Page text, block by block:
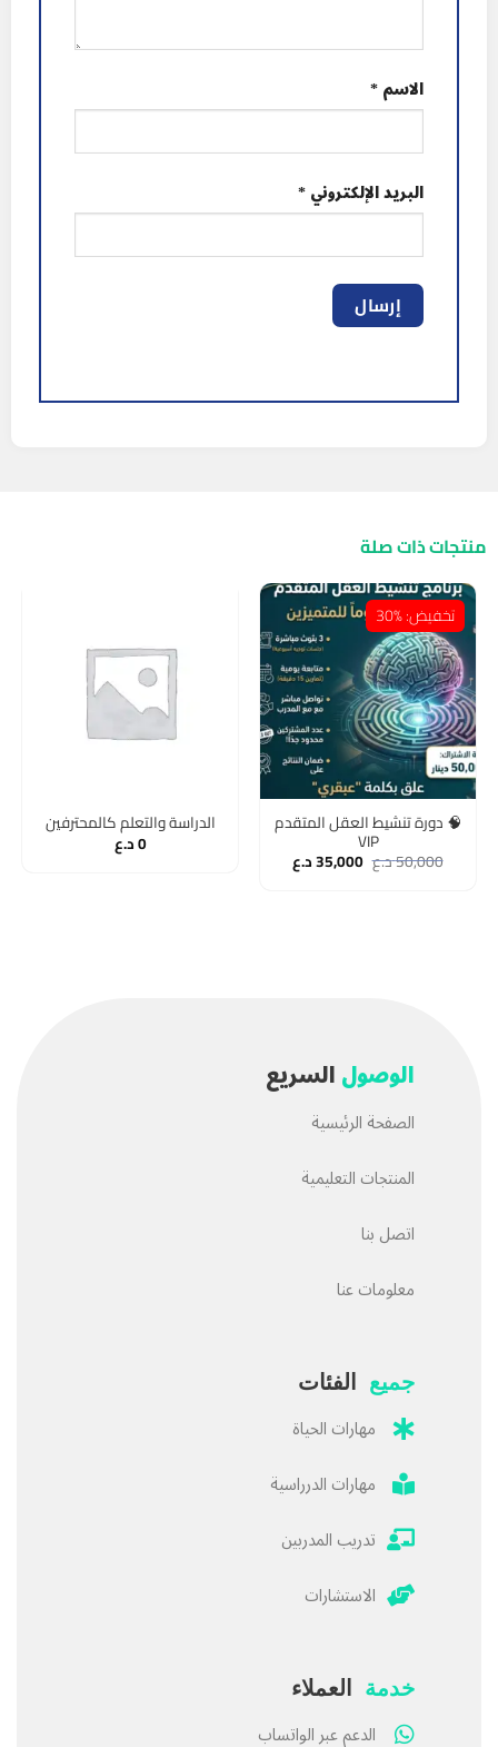
الاسم*
البريد الإلكتروني*
منتجات ذات صلة
تخفيض: %30
🧠 دورة تنشيط العقل المتقدم
VIP
50,000د.ع 35,000د.ع
الدراسة والتعلم كالمحترفين
0د.ع
الوصولالسريع
الصفحة الرئيسية
المنتجات التعليمية
اتصل بنا
معلومات عنا
جميع الفئات
مهارات الحياة
مهارات الدرراسية
تدريب المدربين
الاستشارات
خدمة العملاء
الدعم عبر الواتساب